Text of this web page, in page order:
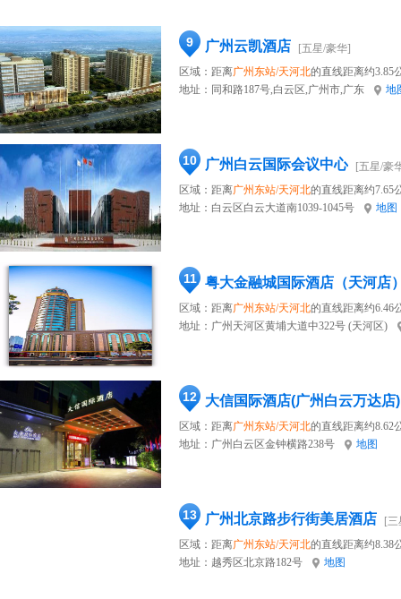
9 广州云凯酒店
[五星/豪华]
区域：距离广州东站/天河北的直线距离约3.85
地址： 同和路187号,白云区,广州市,广东 地
10 广州白云国际会议中心
[五星/豪
区域：距离广州东站/天河北的直线距离约7.65
地址： 白云区白云大道南1039-1045号 地图
11 粤大金融城国际酒店（天河店
区域：距离广州东站/天河北的直线距离约6.46
地址： 广州天河区黄埔大道中322号 (天河区)
12 大信国际酒店(广州白云万达店)
区域：距离广州东站/天河北的直线距离约8.62
地址： 广州白云区金钟横路238号 地图
13 广州北京路步行街美居酒店
[
区域：距离广州东站/天河北的直线距离约8.38
地址： 越秀区北京路182号 地图